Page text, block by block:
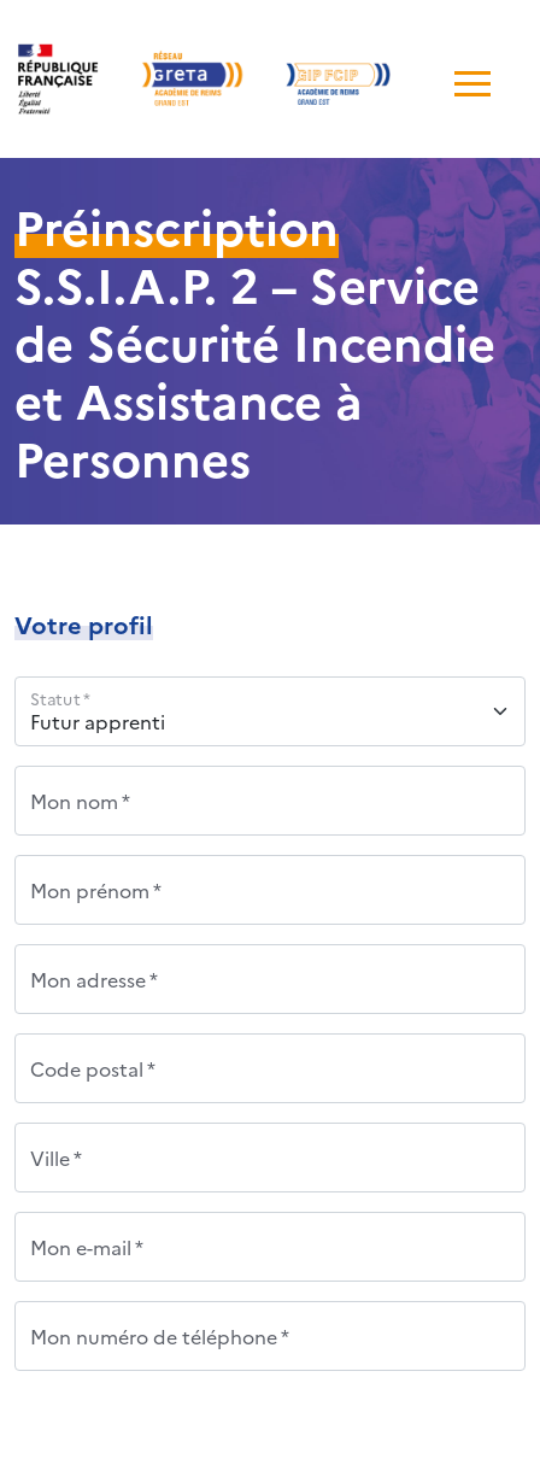
de
Préinscription
S.S.I.A.P. 2 – Service
de Sécurité Incendie
et Assistance à
Personnes
Votre profil
Statut *
Mon nom *
Mon prénom *
Mon adresse *
Code postal *
Ville *
Mon e-mail *
Mon numéro de téléphone *